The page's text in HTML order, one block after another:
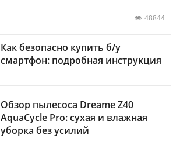
48844
Как безопасно купить б/у
смартфон: подробная инструкция
Обзор пылесоса Dreame Z40
AquaCycle Pro: сухая и влажная
уборка без усилий